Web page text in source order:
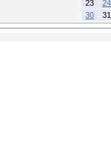
23
24
30
31